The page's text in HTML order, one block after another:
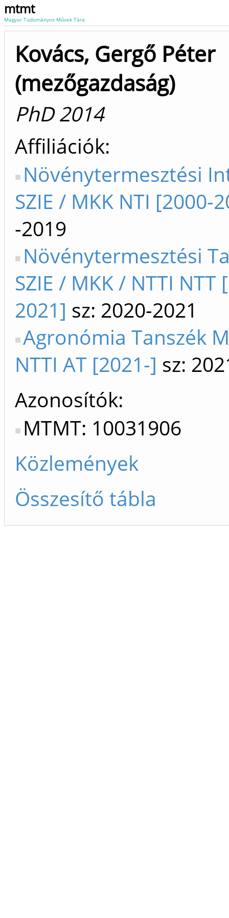
mtmt
Magyar Tudományos Művek Tára
Kovács, Gergő Péter
(mezőgazdaság)
PhD 2014
Affiliációk
Növénytermesztési
SZIE / MKK NTI [2000-
-2019
Növénytermesztési
SZIE / MKK / NTTI NTT
2021] sz: 2020-2021
Agronómia Tanszék
NTTI AT [2021-] sz:
Azonosítók
MTMT: 10031906
Közlemények
Összesítő tábla